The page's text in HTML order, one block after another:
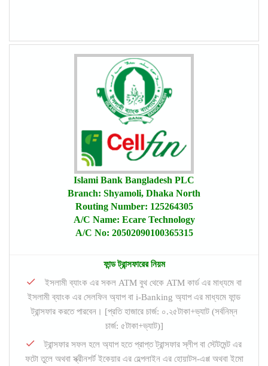
Islami Bank Bangladesh PLC
Branch: Shyamoli, Dhaka North
Routing Number: 125264305
A/C Name: Ecare Technology
A/C No: 20502090100365315
ফান্ড ট্রান্সফারের নিয়ম
ইসলামী ব্যাংক এর সকল ATM বুথ থেকে ATM কার্ড এর মাধ্যমে বা
ইসলামী ব্যাংক এর সেলফিন অ্যাপ বা i-Banking অ্যাপ এর মাধ্যমে ফান্ড
ট্রান্সফার করতে পারবেন। [প্রতি হাজারে চার্জ: ০.২৫টাকা+ভ্যাট (সর্বনিম্ন
চার্জ: ৫টাকা+ভ্যাট)]
ট্রান্সফার সফল হলে অ্যাপ হতে প্রাপ্ত ট্রান্সফার স্লীপ বা স্টেটমেন্ট এর
ফটো তুলে অথবা স্ক্রীনশর্ট ইকেয়ার এর হেল্পলাইন এর হোয়াটস-এপ্প অথবা ইমো